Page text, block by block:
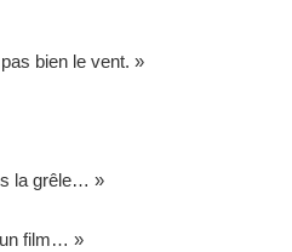
bien le vent. »
la grêle… »
film… »